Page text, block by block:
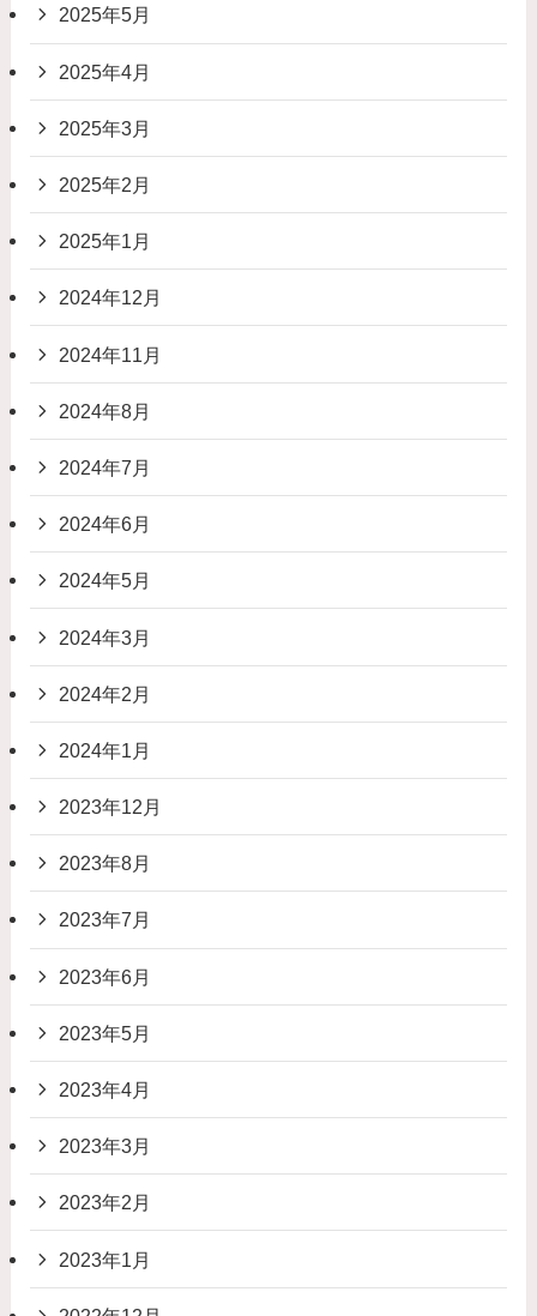
2025年5月
2025年4月
2025年3月
2025年2月
2025年1月
2024年12月
2024年11月
2024年8月
2024年7月
2024年6月
2024年5月
2024年3月
2024年2月
2024年1月
2023年12月
2023年8月
2023年7月
2023年6月
2023年5月
2023年4月
2023年3月
2023年2月
2023年1月